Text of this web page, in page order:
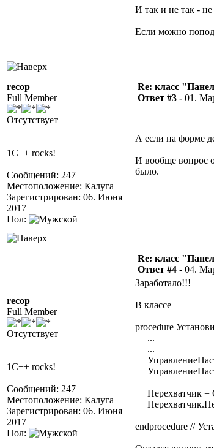
И так и не так -
Если можно
recop
Full Member
Отсутствует
1C++ rocks!
Сообщений: 247
Местоположение: Калуга
Зарегистрирован: 06. Июня
2017
Пол:
Re: класс
Ответ #3 - 01.
А если на форме
И вообще вопрос
было.
recop
Full Member
Отсутствует
1C++ rocks!
Сообщений: 247
Местоположение: Калуга
Зарегистрирован: 06. Июня
2017
Пол:
Re: класс
Ответ #4 - 04.
Заработало!!!
В классе
procedure
...
...
Перехватчик =
endprocedure //